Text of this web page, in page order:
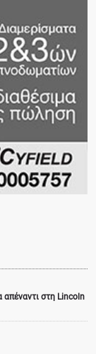
απέναντι στη Lincoln